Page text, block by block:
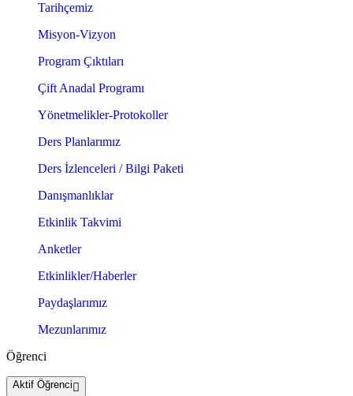
Tarihçemiz
Misyon-Vizyon
Program Çıktıları
Çift Anadal Programı
Yönetmelikler-Protokoller
Ders Planlarımız
Ders İzlenceleri / Bilgi Paketi
Danışmanlıklar
Etkinlik Takvimi
Anketler
Etkinlikler/Haberler
Paydaşlarımız
Mezunlarımız
Öğrenci
Aktif Öğrenci